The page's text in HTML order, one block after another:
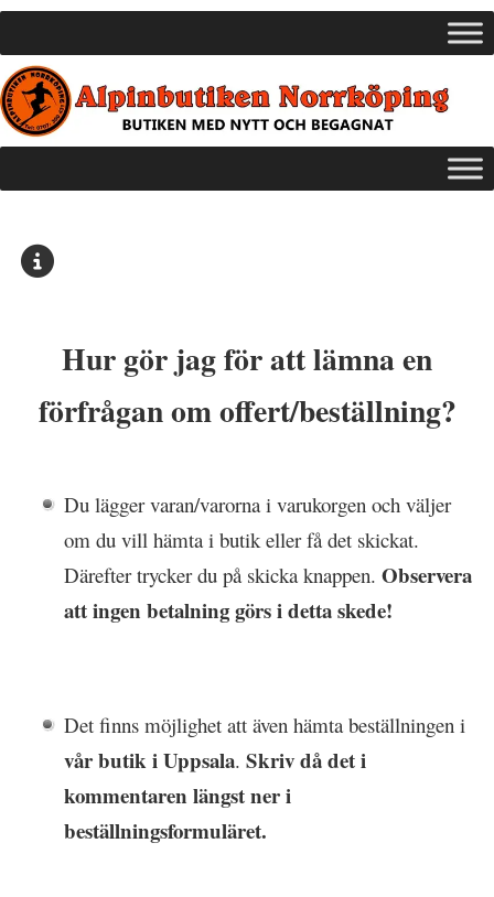
Hur gör jag för att lämna en
förfrågan om offert/beställning?
Du lägger varan/varorna i varukorgen och väljer
om du vill hämta i butik eller få det skickat.
Därefter trycker du på skicka knappen. Observera
att ingen betalning görs i detta skede!
Det finns möjlighet att även hämta beställningen i
vår butik i Uppsala. Skriv då det i
kommentaren längst ner i
beställningsformuläret.